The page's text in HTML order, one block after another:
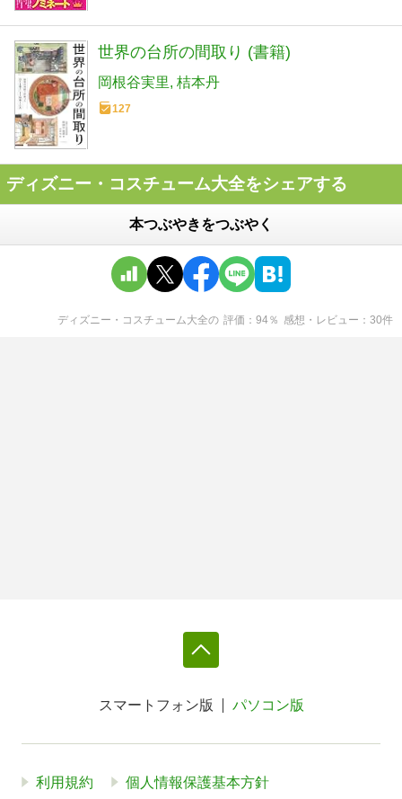
世界の台所の間取り (書籍)
岡根谷実里 桔本丹
127
ディズニー・コスチューム大全をシェアする
本つぶやきをつぶやく
ディズニー・コスチューム大全の 評価 94％ 感想・レビュー 30件
スマートフォン版 パソコン版
利用規約 個人情報保護基本方針